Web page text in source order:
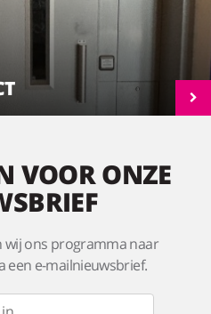
VOOR ONZE
wij ons programma naar
een e-mailnieuwsbrief.